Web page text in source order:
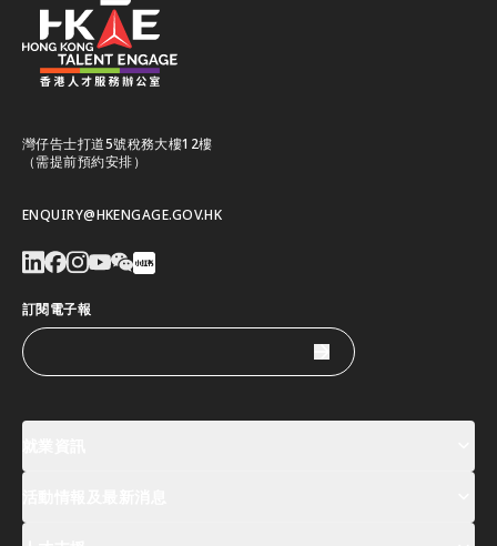
灣仔告士打道5號稅務大樓12樓
（需提前預約安排）
ENQUIRY@HKENGAGE.GOV.HK
訂閱電子報
薪酬指數